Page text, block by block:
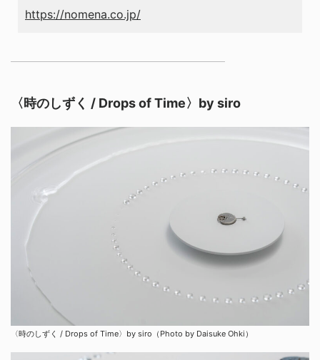
https://nomena.co.jp/
〈時のしずく / Drops of Time〉by siro
〈時のしずく / Drops of Time〉by siro（Photo by Daisuke Ohki）